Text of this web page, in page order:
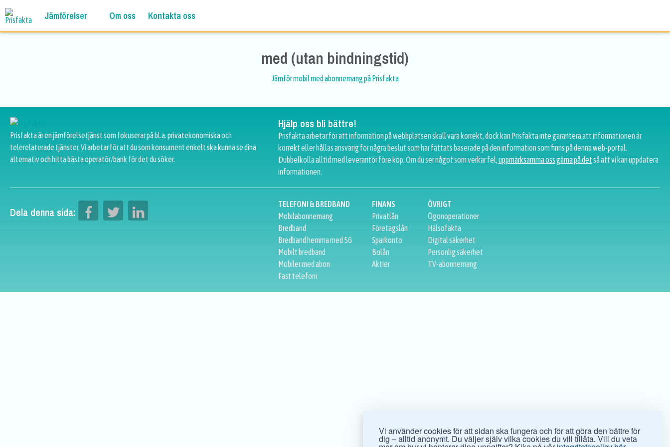
Vi använder cookies för att sidan ska fungera och för att göra den bättre för
dig – alltid anonymt. Du väljer själv vilka cookies du vill tillåta. Vill du veta
Jämförelser Om oss Kontakta oss
med (utan bindningstid)
Jämför mobil med abonnemang på Prisfakta
Prisfakta är en jämförelsetjänst som fokuserar på bl.a. privatekonomiska och
telerelaterade tjänster. Vi arbetar för att du som konsument enkelt ska kunna se dina
alternativ och hitta bästa operatör/bank för det du söker.
Hjälp oss bli bättre!
Prisfakta arbetar för att information på webbplatsen skall vara korrekt, dock kan Prisfakta inte garantera att informationen är
korrekt eller hållas ansvarig för några beslut som har fattats baserade på den information som finns på denna web-portal.
Dubbelkolla alltid med leverantör före köp. Om du ser något som verkar fel,uppmärksamma oss gärna på detså att vi kan uppdatera
informationen.
Dela denna sida:
TELEFONI & BREDBAND
Mobilabonnemang
Bredband
Bredband hemma med 5G
Mobilt bredband
Mobiler med abon
Fast telefoni
FINANS
Privatlån
Företagslån
Sparkonto
Bolån
Aktier
ÖVRIGT
Ögonoperationer
Hälsofakta
Digital säkerhet
Personlig säkerhet
TV-abonnemang